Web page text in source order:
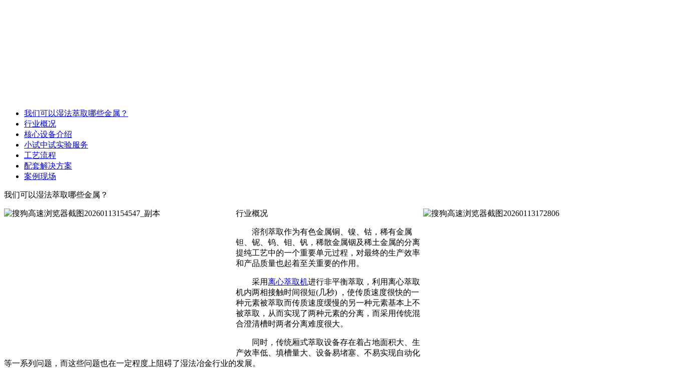
我们可以湿法萃取哪些金属？
行业概况
核心设备介绍
小试中试实验服务
工艺流程
配套解决方案
案例现场
我们可以湿法萃取哪些金属？
行业概况
溶剂萃取作为有色金属铜、镍、钴，稀有金属
钽、铌、钨、钼、钒，稀散金属铟及稀土金属的分离
提纯工艺中的一个重要单元过程，对最终的生产效率
和产品质量也起着至关重要的作用。
采用离心萃取机进行非平衡萃取，利用离心萃取
机内两相接触时间很短(几秒) ，使传质速度很快的一
种元素被萃取而传质速度缓慢的另一种元素基本上不
被萃取，从而实现了两种元素的分离，而采用传统混
合澄清槽时两者分离难度很大。
同时，传统厢式萃取设备存在着占地面积大、生
产效率低、填槽量大、设备易堵塞、不易实现自动化
等一系列问题，而这些问题也在一定程度上阻碍了湿法冶金行业的发展。